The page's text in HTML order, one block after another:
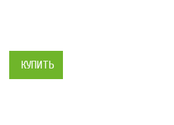
КУПИТЬ